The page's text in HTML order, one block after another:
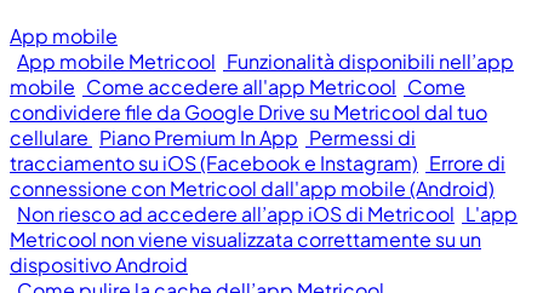
App mobile
App mobile Metricool Funzionalità disponibili nell’app
mobile Come accedere all'app Metricool Come
condividere file da Google Drive su Metricool dal tuo
cellulare Piano Premium In App Permessi di
tracciamento su iOS (Facebook e Instagram) Errore di
connessione con Metricool dall'app mobile (Android)
Non riesco ad accedere all’app iOS di Metricool L'app
Metricool non viene visualizzata correttamente su un
dispositivo Android